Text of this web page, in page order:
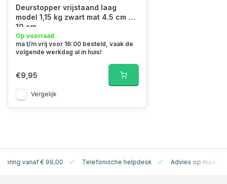
Deurstopper vrijstaand laag
model 1,15 kg zwart mat 4.5 cm x
10 cm
Op voorraad
ma t/m vrij voor 16:00 besteld, vaak de
volgende werkdag al in huis!
€9,95
Vergelijk
vanaf € 99,00 Telefonische helpdesk Advies op maat